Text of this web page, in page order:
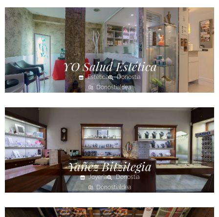
YO Salud Estética
Estética
Donostia
Donostialdea
Yañez Bitzitegia
Joyería
Donostia
Donostialdea